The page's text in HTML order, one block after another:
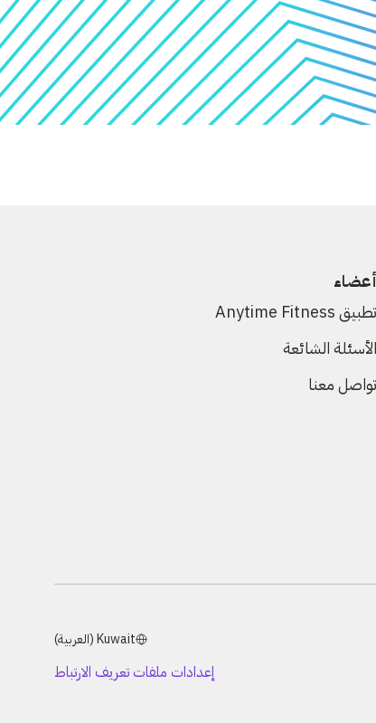
أعضاء
تطبيق Anytime Fitness
الأسئلة الشائعة
تواصل معنا
Kuwait (العربية)
إعدادات ملفات تعريف الارتباط